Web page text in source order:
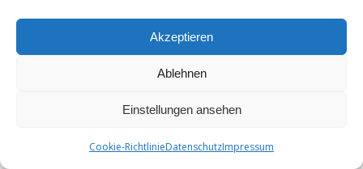
Akzeptieren
Ablehnen
Einstellungen ansehen
Cookie-RichtlinieDatenschutzImpressum
Wir erheben, verarbeiten und nutzen
personenbezogene Daten nur, soweit sie für die
des Rechtsverhältnisses erforderlich sind
Abs. 1 lit. b DSGVO, der die Verarbeitung von Daten